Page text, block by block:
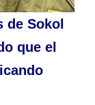
de Sokol
que el